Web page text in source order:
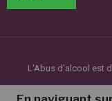
L'Abus d'alcool est
©2024 Le